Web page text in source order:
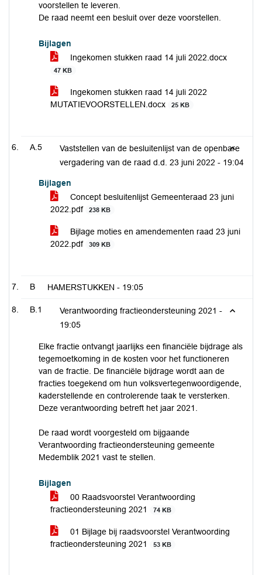
voorstellen te leveren.
De raad neemt een besluit over deze voorstellen.
Bijlagen
Ingekomen stukken raad 14 juli 2022.docx
47 KB
Ingekomen stukken raad 14 juli 2022
MUTATIEVOORSTELLEN.docx
25 KB
A.5
Vaststellen van de besluitenlijst van de openbare
vergadering van de raad d.d. 23 juni 2022 - 19:04
Bijlagen
Concept besluitenlijst Gemeenteraad 23 juni
2022.pdf
238 KB
Bijlage moties en amendementen raad 23 juni
2022.pdf
309 KB
B HAMERSTUKKEN - 19:05
B.1
Verantwoording fractieondersteuning 2021 -
19:05
Elke fractie ontvangt jaarlijks een financiële bijdrage als
tegemoetkoming in de kosten voor het functioneren
van de fractie. De financiële bijdrage wordt aan de
fracties toegekend om hun volksvertegenwoordigende,
kaderstellende en controlerende taak te versterken.
Deze verantwoording betreft het jaar 2021.
De raad wordt voorgesteld om bijgaande
Verantwoording fractieondersteuning gemeente
Medemblik 2021 vast te stellen.
Bijlagen
00 Raadsvoorstel Verantwoording
fractieondersteuning 2021
74 KB
01 Bijlage bij raadsvoorstel Verantwoording
fractieondersteuning 2021
53 KB